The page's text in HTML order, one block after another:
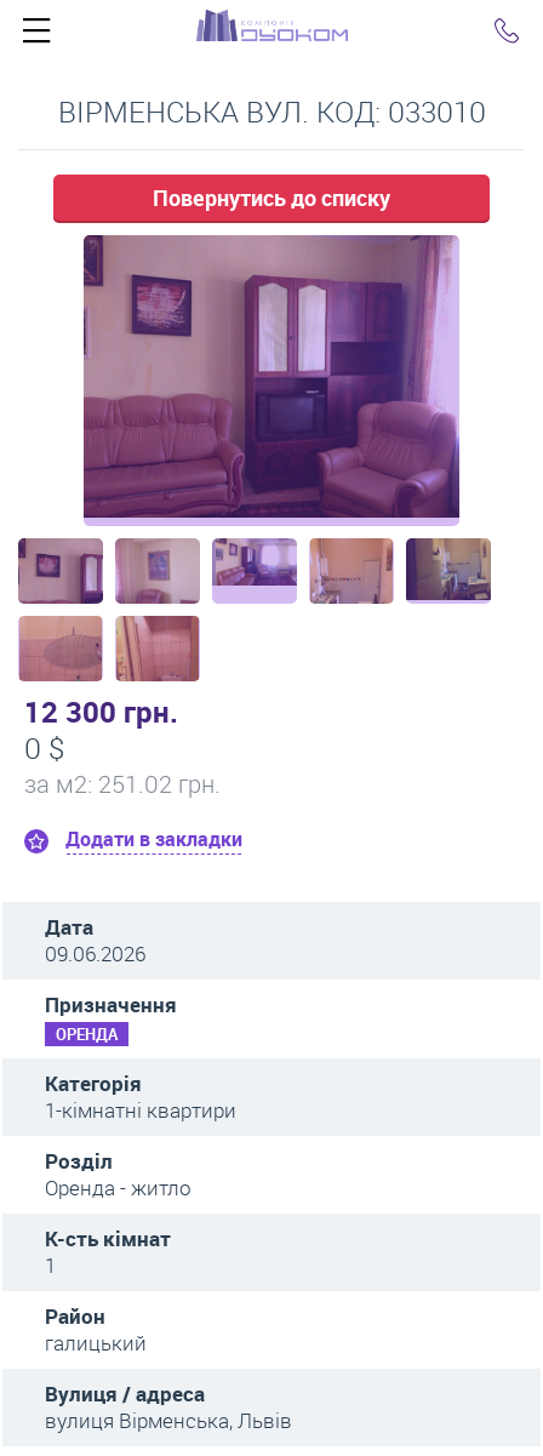
ВІРМЕНСЬКА ВУЛ. КОД: 033010
Повернутись до списку
12 300 грн.
0 $
за м2: 251.02 грн.
Додати в закладки
Дата
09.06.2026
Призначення
ОРЕНДА
Категорія
1-кімнатні квартири
Розділ
Оренда - житло
К-сть кімнат
1
Район
галицький
Вулиця / адреса
вулиця Вірменська, Львів